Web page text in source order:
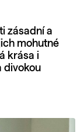
zásadní a
mohutné
krása i
divokou